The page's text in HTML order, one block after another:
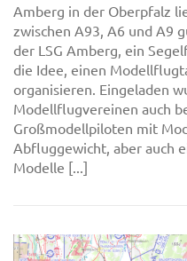
Amberg in der Oberpfalz
zwischen A93, A6 und A9
der LSG Amberg, ein
die Idee, einen
organisieren. Eingeladen
Modellflugvereinen auch
Großmodellpiloten mit
Abfluggewicht, aber auch
Modelle [...]